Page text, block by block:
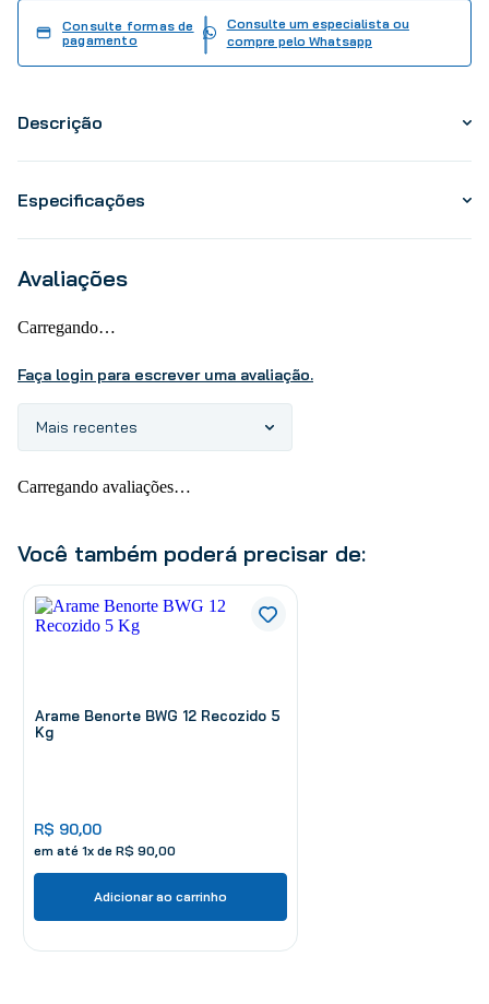
Consulte formas de
pagamento
Consulte um especialista ou
compre pelo Whatsapp
Descrição
Especificações
Avaliações
Carregando…
Faça login para escrever uma avaliação.
Mais recentes
Carregando avaliações…
Você também poderá precisar de:
Arame Benorte BWG 12 Recozido 5
Kg
R$ 90,00
em até 1x de R$ 90,00
Adicionar ao carrinho